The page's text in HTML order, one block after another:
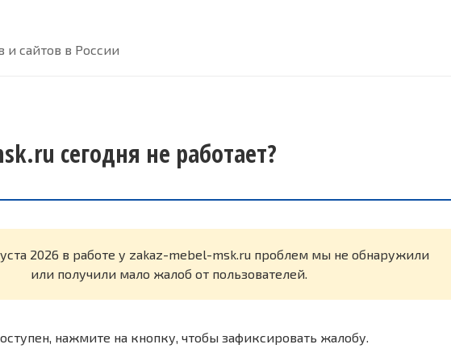
и сайтов в России
сегодня не работает?
2026 в работе у zakaz-mebel-msk.ru проблем мы не обнаружили
или получили мало жалоб от пользователей.
нажмите на кнопку, чтобы зафиксировать жалобу.